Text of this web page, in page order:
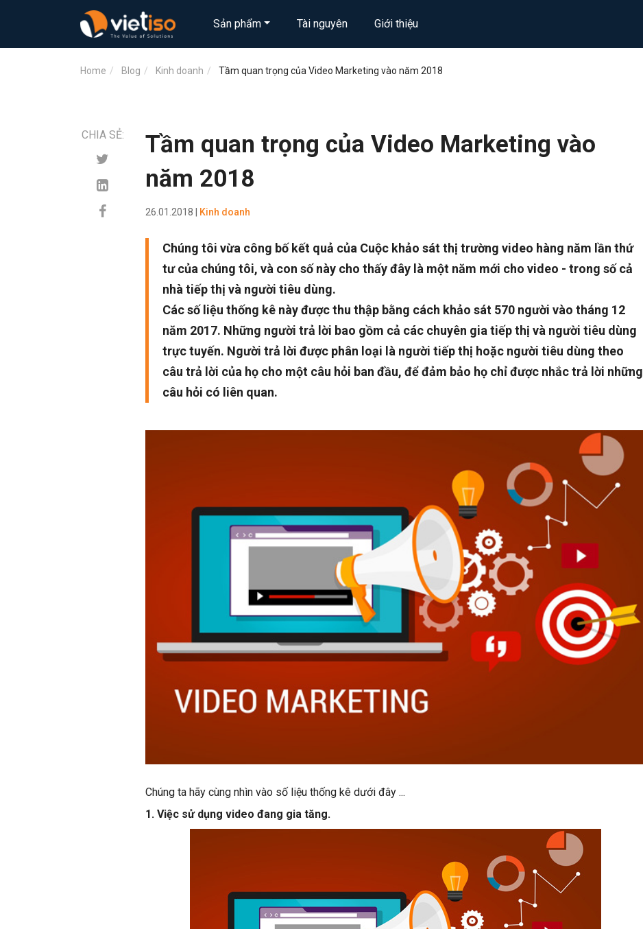
Sản phẩm Tài nguyên Giới thiệu
Home Blog Kinh doanh Tầm quan trọng của Video Marketing vào năm 2018
CHIA SẺ:
Tầm quan trọng của Video Marketing vào
năm 2018
26.01.2018 | Kinh doanh
Chúng tôi vừa công bố kết quả của Cuộc khảo sát thị trường video hàng năm lần thứ
tư của chúng tôi, và con số này cho thấy đây là một năm mới cho video - trong số cả
nhà tiếp thị và người tiêu dùng.
Các số liệu thống kê này được thu thập bằng cách khảo sát 570 người vào tháng 12
năm 2017. Những người trả lời bao gồm cả các chuyên gia tiếp thị và người tiêu dùng
trực tuyến. Người trả lời được phân loại là người tiếp thị hoặc người tiêu dùng theo
câu trả lời của họ cho một câu hỏi ban đầu, để đảm bảo họ chỉ được nhắc trả lời những
câu hỏi có liên quan.
Chúng ta hãy cùng nhìn vào số liệu thống kê dưới đây ...
1. Việc sử dụng video đang gia tăng.